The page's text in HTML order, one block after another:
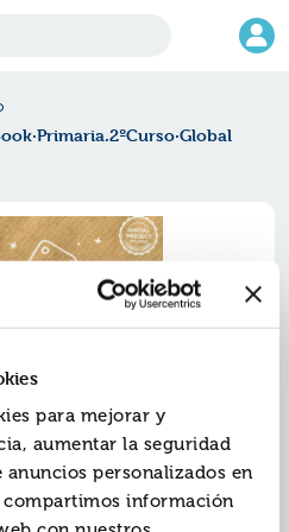
para mejorar y
aumentar la seguridad
personalizados en
compartimos información
2. pupil